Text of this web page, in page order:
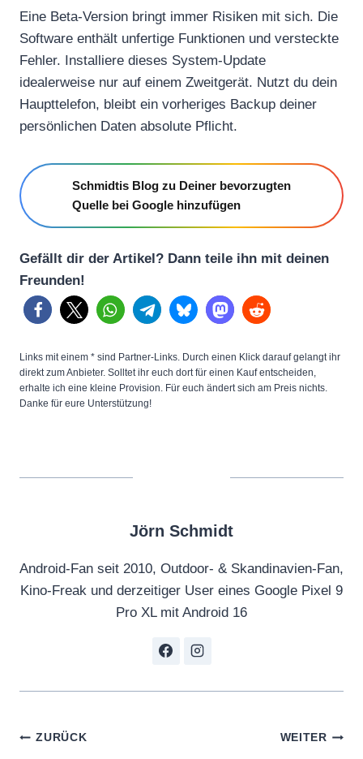
Eine Beta-Version bringt immer Risiken mit sich. Die
Software enthält unfertige Funktionen und versteckte
Fehler. Installiere dieses System-Update
idealerweise nur auf einem Zweitgerät. Nutzt du dein
Haupttelefon, bleibt ein vorheriges Backup deiner
persönlichen Daten absolute Pflicht.
Schmidtis Blog zu Deiner bevorzugten
Quelle bei Google hinzufügen
Gefällt dir der Artikel? Dann teile ihn mit deinen
Freunden!
Links mit einem * sind Partner-Links. Durch einen Klick darauf gelangt ihr
direkt zum Anbieter. Solltet ihr euch dort für einen Kauf entscheiden,
erhalte ich eine kleine Provision. Für euch ändert sich am Preis nichts.
Danke für eure Unterstützung!
Jörn Schmidt
Android-Fan seit 2010, Outdoor- & Skandinavien-Fan,
Kino-Freak und derzeitiger User eines Google Pixel 9
Pro XL mit Android 16
Beitragsnavigation
ZURÜCK WEITER